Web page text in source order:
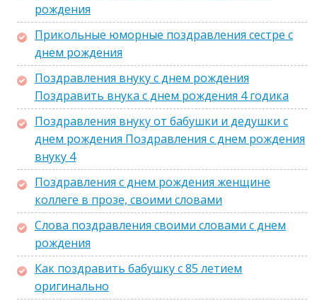
рождения
Прикольные юморные поздравления сестре с
днем рождения
Поздравления внуку с днем рождения
Поздравить внука с днем рождения 4 годика
Поздравления внуку от бабушки и дедушки с
днем рождения Поздравления с днем рождения
внуку 4
Поздравления с днем рождения женщине
коллеге в прозе, своими словами
Слова поздравления своими словами с днем
рождения
Как поздравить бабушку с 85 летием
оригинально